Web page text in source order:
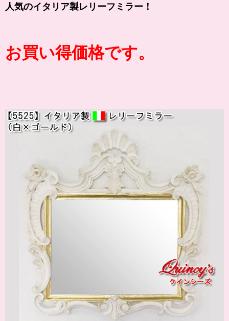
人気のイタリア製レリーフミラー！
お買い得価格です。